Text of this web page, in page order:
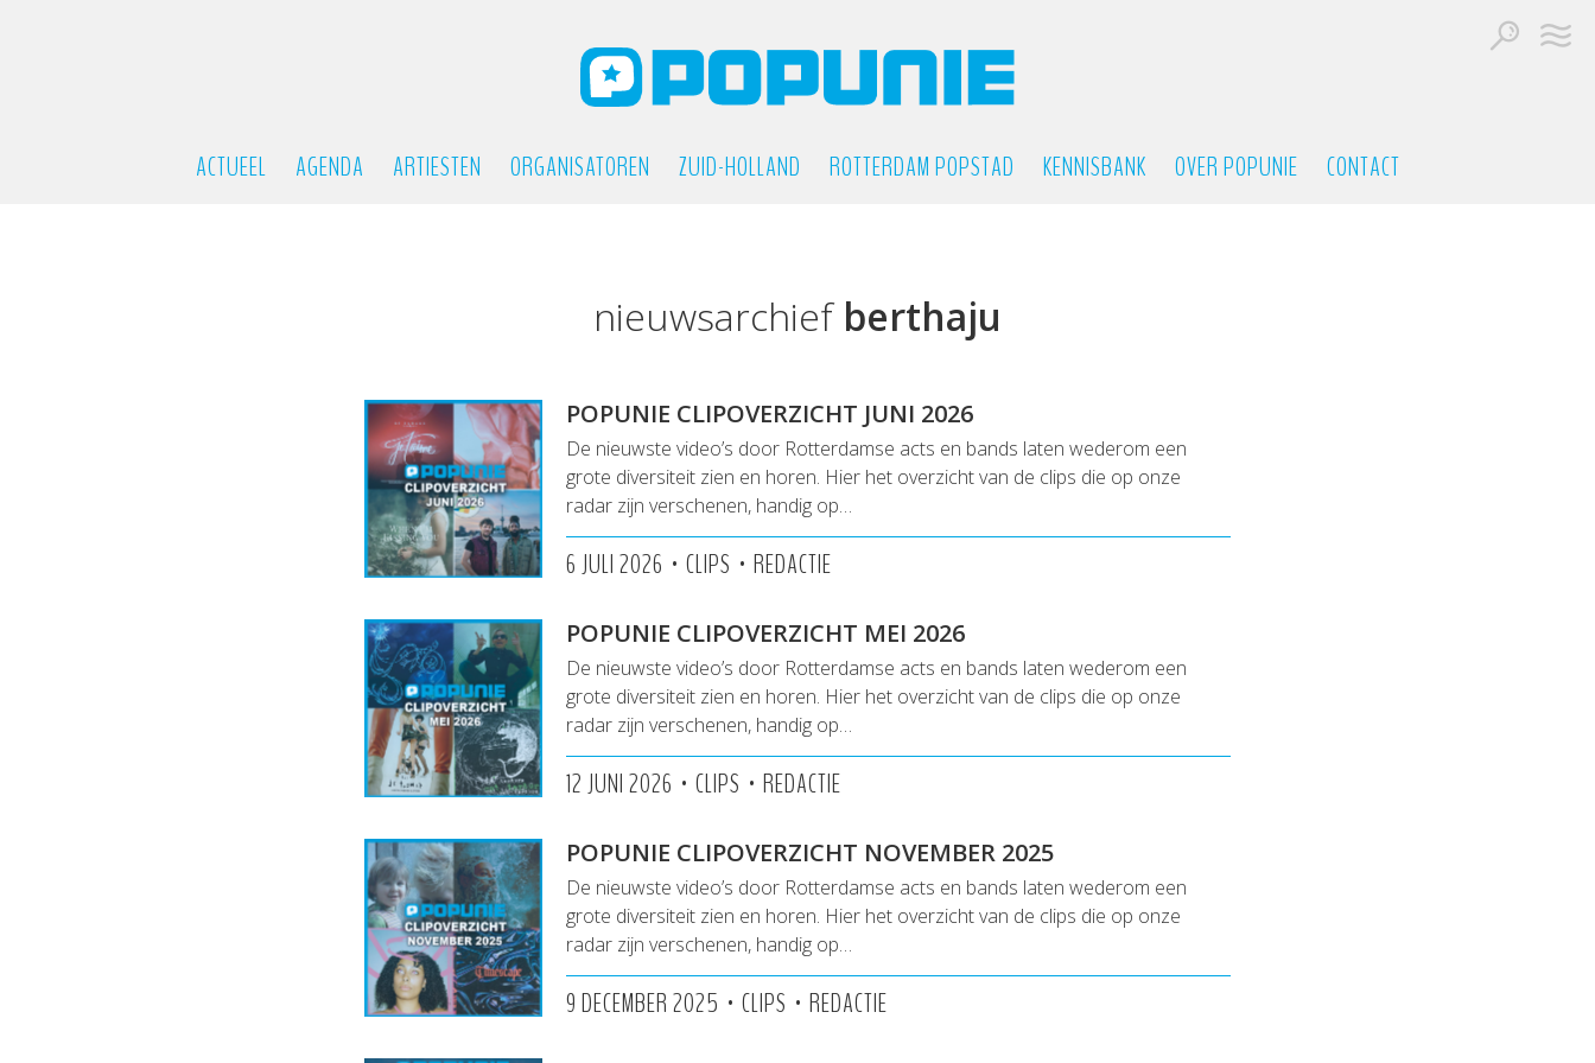
ACTUEEL AGENDA ARTIESTEN ORGANISATOREN ZUID-HOLLAND ROTTERDAM POPSTAD KENNISBANK OVER POPUNIE CONTACT
nieuwsarchief berthaju
POPUNIE CLIPOVERZICHT JUNI 2026
De nieuwste video’s door Rotterdamse acts en bands laten wederom een
grote diversiteit zien en horen. Hier het overzicht van de clips die op onze
radar zijn verschenen, handig op…
6 JULI 2026 • CLIPS • REDACTIE
POPUNIE CLIPOVERZICHT MEI 2026
De nieuwste video’s door Rotterdamse acts en bands laten wederom een
grote diversiteit zien en horen. Hier het overzicht van de clips die op onze
radar zijn verschenen, handig op…
12 JUNI 2026 • CLIPS • REDACTIE
POPUNIE CLIPOVERZICHT NOVEMBER 2025
De nieuwste video’s door Rotterdamse acts en bands laten wederom een
grote diversiteit zien en horen. Hier het overzicht van de clips die op onze
radar zijn verschenen, handig op…
9 DECEMBER 2025 • CLIPS • REDACTIE